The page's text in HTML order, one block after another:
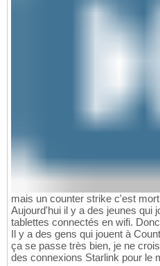
mais un counter strike c'est mort
Aujourd'hui il y a des jeunes qui
tablettes connectés en wifi.
Il y a des gens qui jouent à
ça se passe très bien, je ne
des connexions Starlink pour le